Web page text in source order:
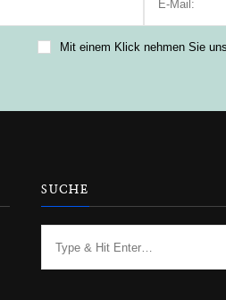
Mit einem Klick nehmen Sie
SUCHE